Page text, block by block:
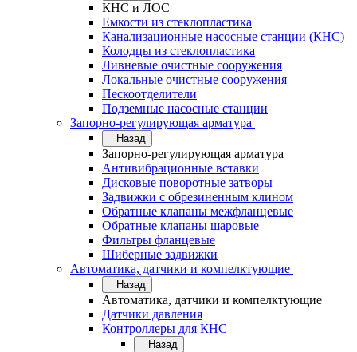
КНС и ЛОС
Емкости из стеклопластика
Канализационные насосные станции (КНС)
Колодцы из стеклопластика
Ливневые очистные сооружения
Локальные очистные сооружения
Пескоотделители
Подземные насосные станции
Запорно-регулирующая арматура
Назад
Запорно-регулирующая арматура
Антивибрационные вставки
Дисковые поворотные затворы
Задвижки с обрезиненным клином
Обратные клапаны межфланцевые
Обратные клапаны шаровые
Фильтры фланцевые
Шиберные задвижки
Автоматика, датчики и компелктующие
Назад
Автоматика, датчики и компелктующие
Датчики давления
Контроллеры для КНС
Назад